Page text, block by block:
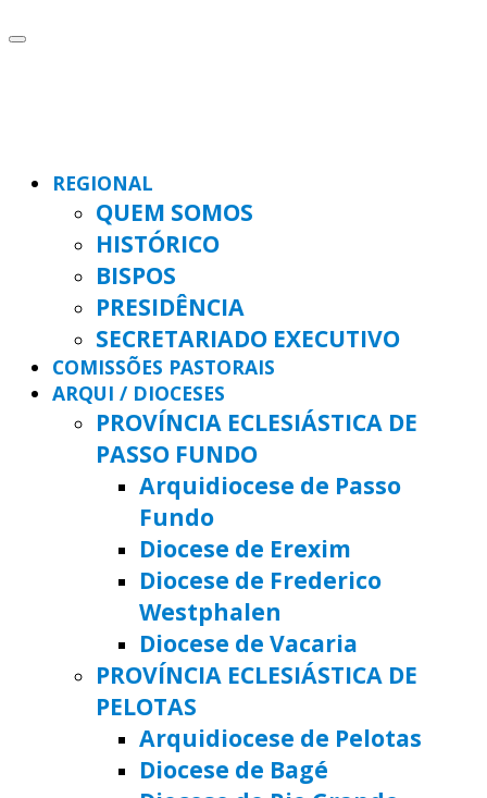
REGIONAL
QUEM SOMOS
HISTÓRICO
BISPOS
PRESIDÊNCIA
SECRETARIADO EXECUTIVO
COMISSÕES PASTORAIS
ARQUI / DIOCESES
PROVÍNCIA ECLESIÁSTICA DE
PASSO FUNDO
Arquidiocese de Passo
Fundo
Diocese de Erexim
Diocese de Frederico
Westphalen
Diocese de Vacaria
PROVÍNCIA ECLESIÁSTICA DE
PELOTAS
Arquidiocese de Pelotas
Diocese de Bagé